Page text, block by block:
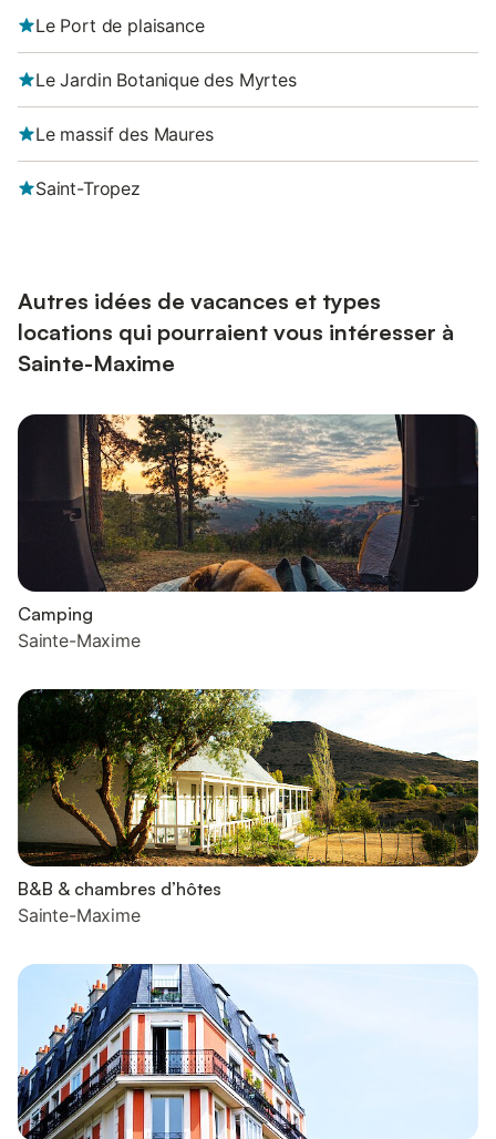
Le Port de plaisance
Le Jardin Botanique des Myrtes
Le massif des Maures
Saint-Tropez
Autres idées de vacances et types
locations qui pourraient vous intéresser à
Sainte-Maxime
Camping
Sainte-Maxime
B&B & chambres d’hôtes
Sainte-Maxime